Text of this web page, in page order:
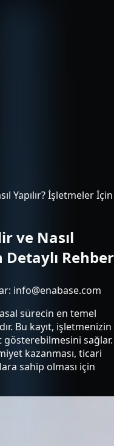
Yapılır? İşletmeler İçin
ve Nasıl
Detaylı Rehber
info@enabase.com
sürecin en temel
Bu kayıt, işletmenizin
gösterebilmesini sağlar.
kazanması, ticari
sahip olması için